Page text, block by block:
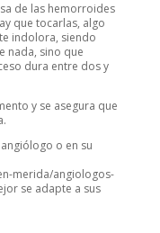
de las hemorroides
que tocarlas, algo
indolora, siendo
nada, sino que
dura entre dos y
y se asegura que
o en su
merida/angiologos-
se adapte a sus